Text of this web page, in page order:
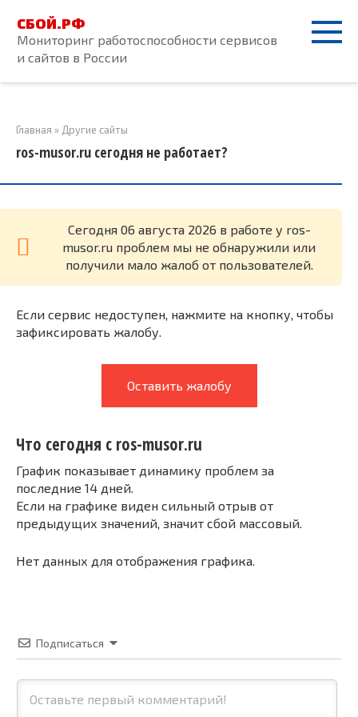
контенту
СБОЙ.РФ
Мониторинг работоспособности сервисов
и сайтов в России
Главная » Другие сайты
ros-musor.ru сегодня не работает?
Cегодня 06 августа 2026 в работе у ros-
musor.ru проблем мы не обнаружили или
получили мало жалоб от пользователей.
Если сервис недоступен, нажмите на кнопку, чтобы
зафиксировать жалобу.
Оставить жалобу
Что сегодня с ros-musor.ru
График показывает динамику проблем за
последние 14 дней.
Если на графике виден сильный отрыв от
предыдущих значений, значит сбой массовый.
Нет данных для отображения графика.
Подписаться